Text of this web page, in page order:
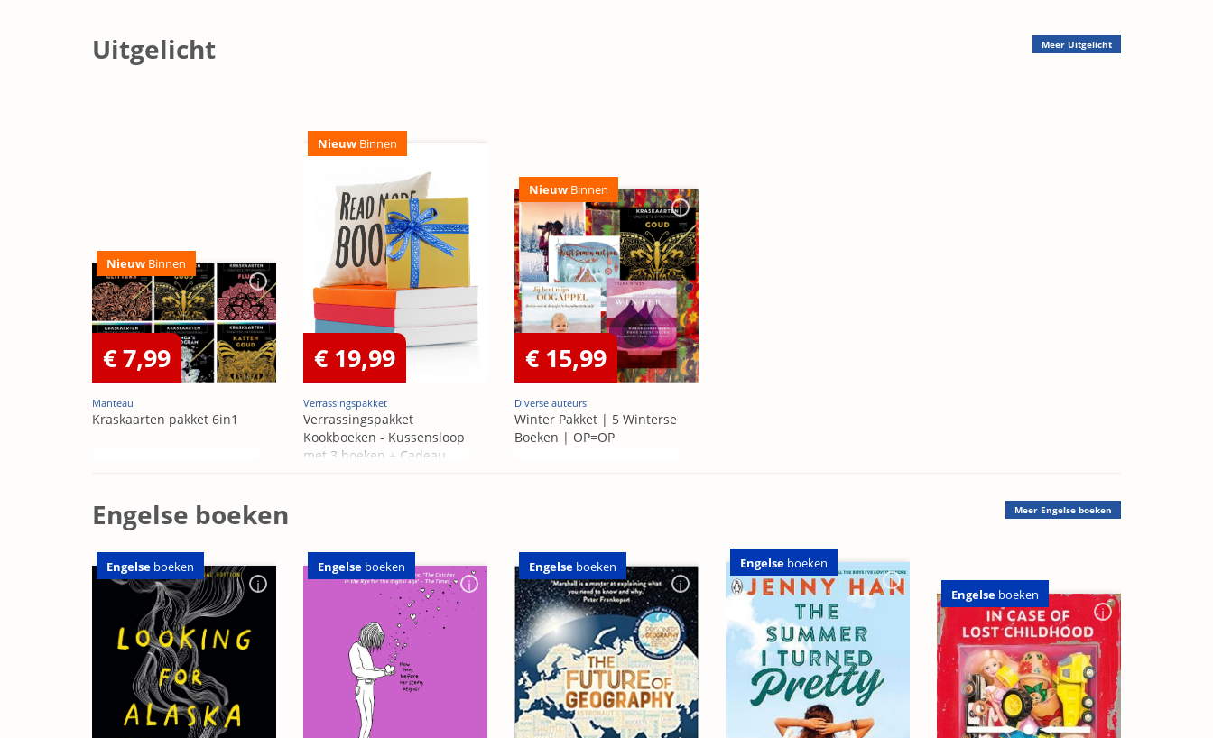
Uitgelicht Meer Uitgelicht
Nieuw Binnen
€ 7,99
Manteau
Kraskaarten pakket 6in1
Nieuw Binnen
€ 19,99
Verrassingspakket
Verrassingspakket
Kookboeken - Kussensloop
met 3 boeken + Cadeau
Nieuw Binnen
€ 15,99
Diverse auteurs
Winter Pakket | 5 Winterse
Boeken | OP=OP
Engelse boeken Meer Engelse boeken
Engelse boeken Engelse boeken Engelse boeken Engelse boeken
Engelse boeken